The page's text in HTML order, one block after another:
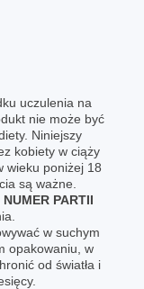
uczulenia na
nie może być
Niniejszy
kobiety w ciąży
wieku poniżej 18
są ważne.
PARTII
w suchym
opakowaniu, w
od światła i